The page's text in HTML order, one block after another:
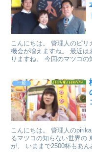
こんにちは。 管理人のピ
機会が増えますね。 最近は
りますね。 今回のマツコ
一般
こんにちは。 管理人の
るマツコの知らない世界の
が、 いままで2500杯もあ